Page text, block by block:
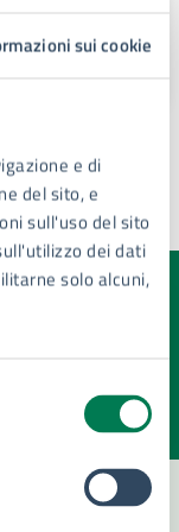
sui cookie
e di
del sito, e
sull'uso del sito
dei dati
solo alcuni,
su questa
la chiarezza delle